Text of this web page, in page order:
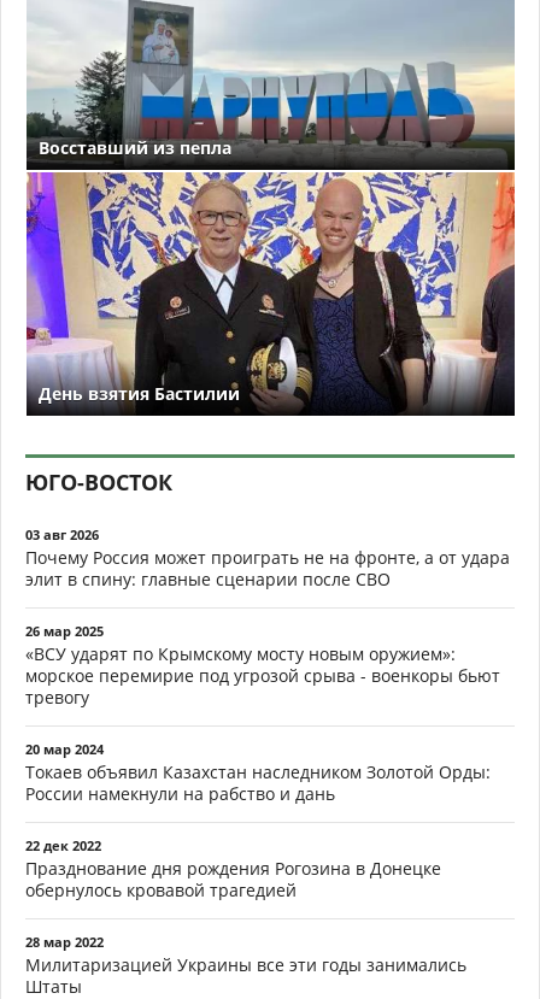
Восставший из пепла
День взятия Бастилии
ЮГО-ВОСТОК
03 авг 2026
Почему Россия может проиграть не на фронте, а от удара
элит в спину: главные сценарии после СВО
26 мар 2025
«ВСУ ударят по Крымскому мосту новым оружием»:
морское перемирие под угрозой срыва - военкоры бьют
тревогу
20 мар 2024
Токаев объявил Казахстан наследником Золотой Орды:
России намекнули на рабство и дань
22 дек 2022
Празднование дня рождения Рогозина в Донецке
обернулось кровавой трагедией
28 мар 2022
Милитаризацией Украины все эти годы занимались
Штаты